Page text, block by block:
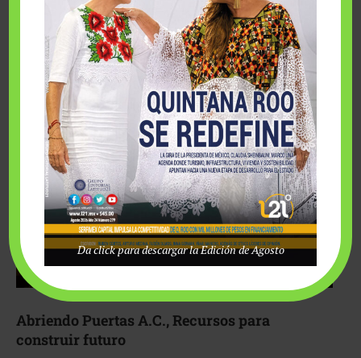
Fairmont Mayakoba y Make-A-Wish México unieron
esfuerzos para hacer realidad el deseo de una …
Abriendo Puertas A.C., Recursos para
construir futuro
Da click para descargar la Edición de Agosto